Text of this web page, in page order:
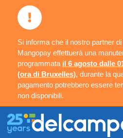
Si informa che il nostro partner
Mangopay effettuerà una
programmata il 6 agosto dalle
(ora di Bruxelles), durante la
pagamento potrebbero essere
non disponibili.